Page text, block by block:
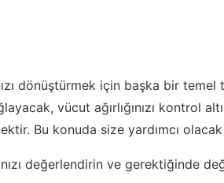
dönüştürmek için başka bir temel
vücut ağırlığınızı kontrol
Bu konuda size yardımcı
değerlendirin ve gerektiğinde